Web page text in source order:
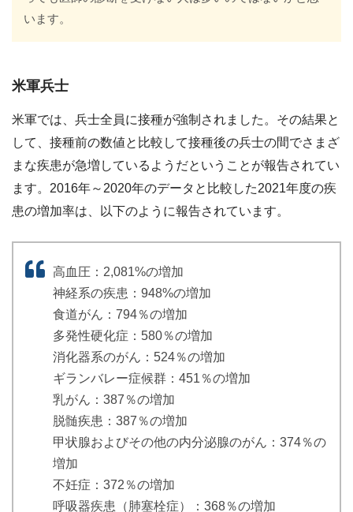
います。
米軍兵士
米軍では、兵士全員に接種が強制されました。その結果と
して、接種前の数値と比較して接種後の兵士の間でさまざ
まな疾患が急増しているようだということが報告されてい
ます。2016年～2020年のデータと比較した2021年度の疾
患の増加率は、以下のように報告されています。
高血圧：2,081%の増加
神経系の疾患：948%の増加
食道がん：794％の増加
多発性硬化症：580％の増加
消化器系のがん：524％の増加
ギランバレー症候群：451％の増加
乳がん：387％の増加
脱髄疾患：387％の増加
甲状腺およびその他の内分泌腺のがん：374％の
増加
不妊症：372％の増加
呼吸器疾患（肺塞栓症）：368％の増加